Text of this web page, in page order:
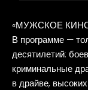
«МУЖСКОЕ КИНО»
В программе —
десятилетий:
криминальные
в драйве,